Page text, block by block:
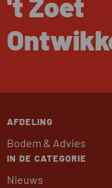
AFDELING
Bodem & Advies
IN DE CATEGORIE
Nieuws